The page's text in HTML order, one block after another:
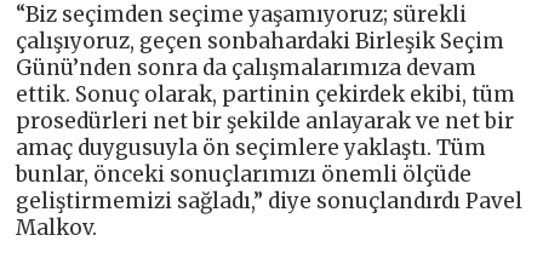
“Biz seçimden seçime yaşamıyoruz; sürekli
çalışıyoruz, geçen sonbahardaki Birleşik Seçim
Günü’nden sonra da çalışmalarımıza devam
ettik. Sonuç olarak, partinin çekirdek ekibi, tüm
prosedürleri net bir şekilde anlayarak ve net bir
amaç duygusuyla ön seçimlere yaklaştı. Tüm
bunlar, önceki sonuçlarımızı önemli ölçüde
geliştirmemizi sağladı,” diye sonuçlandırdı Pavel
Malkov.